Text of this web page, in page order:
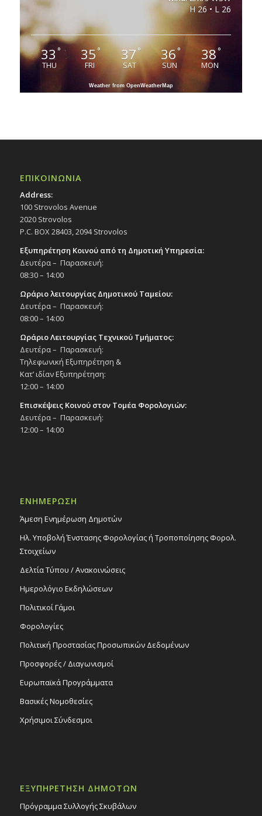
H 26 • L 26
33 °
THU
35°
FRI
37°
SAT
36°
SUN
38°
MON
Weather from OpenWeatherMap
ΕΠΙΚΟΙΝΩΝΙΑ
Address:
100 Strovolos Avenue
2020 Strovolos
P.C. BOX 28403, 2094 Strovolos
Εξυπηρέτηση Κοινού από τη Δημοτική Υπηρεσία:
Δευτέρα – Παρασκευή:
08:30 – 14:00
Ωράριο λειτουργίας Δημοτικού Ταμείου:
Δευτέρα – Παρασκευή:
08:00 – 14:00
Ωράριο Λειτουργίας Τεχνικού Τμήματος:
Δευτέρα – Παρασκευή:
Τηλεφωνική Εξυπηρέτηση &
Κατ’ ιδίαν Εξυπηρέτηση:
12:00 – 14:00
Επισκέψεις Κοινού στον Τομέα Φορολογιών:
Δευτέρα – Παρασκευή:
12:00 – 14:00
ΕΝΗΜΕΡΩΣΗ
Άμεση Ενημέρωση Δημοτών
Ηλ. Υποβολή Ένστασης Φορολογίας ή Τροποποίησης Φορολ.
Στοιχείων
Δελτία Τύπου / Ανακοινώσεις
Ημερολόγιο Εκδηλώσεων
Πολιτικοί Γάμοι
Φορολογίες
Πολιτική Προστασίας Προσωπικών Δεδομένων
Προσφορές / Διαγωνισμοί
Ευρωπαϊκά Προγράμματα
Βασικές Νομοθεσίες
Χρήσιμοι Σύνδεσμοι
ΕΞΥΠΗΡΕΤΗΣΗ ΔΗΜΟΤΩΝ
Πρόγραμμα Συλλογής Σκυβάλων